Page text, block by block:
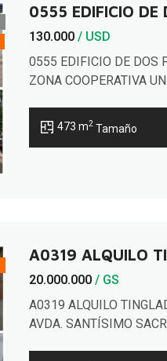
0555 EDIFICIO DE
130.000 / USD
0555 EDIFICIO DE DOS
ZONA COOPERATIVA
m²Espectacular
rampa vehicular que
473 m2 Tamaño
A0319 ALQUILO
20.000.000 / GS
A0319 ALQUILO
AVDA. SANTÍSIMO